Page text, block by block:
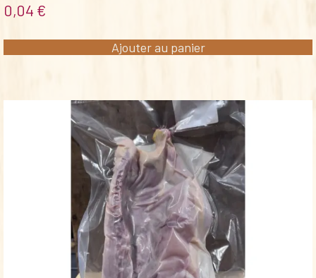
0,04 €
Ajouter au panier